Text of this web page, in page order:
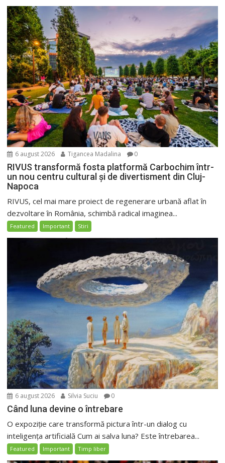
6 august 2026 Tigancea Madalina 0
RIVUS transformă fosta platformă Carbochim într-
un nou centru cultural și de divertisment din Cluj-
Napoca
RIVUS, cel mai mare proiect de regenerare urbană aflat în
dezvoltare în România, schimbă radical imaginea...
Featured Important Stiri
6 august 2026 Silvia Suciu 0
Când luna devine o întrebare
O expoziție care transformă pictura într-un dialog cu
inteligența artificială Cum ai salva luna? Este întrebarea...
Featured Important Timp liber